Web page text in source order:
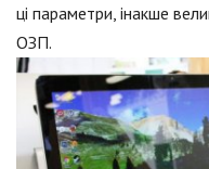
ці параметри, інакше
ОЗП.